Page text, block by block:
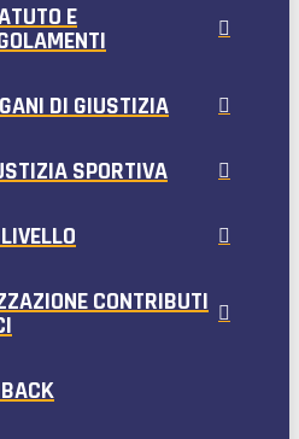
E
DI GIUSTIZIA
SPORTIVA
CONTRIBUTI